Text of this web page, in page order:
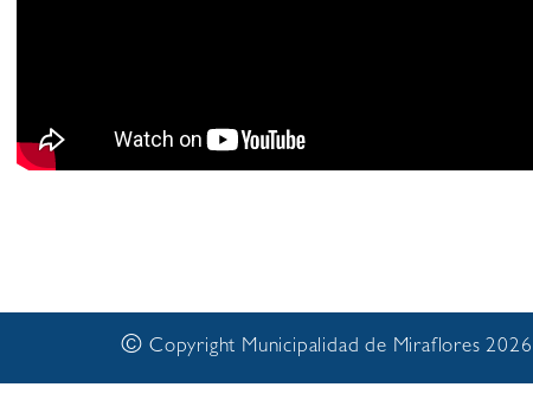
© Copyright Municipalidad de Miraflores 2026